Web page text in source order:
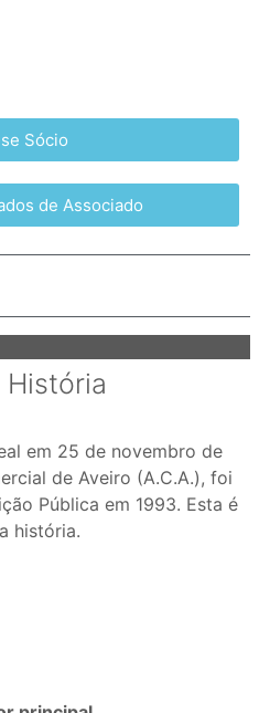
Sócio
de Associado
História
em 25 de novembro de
de Aveiro (A.C.A.), foi
Pública em 1993. Esta é
história.